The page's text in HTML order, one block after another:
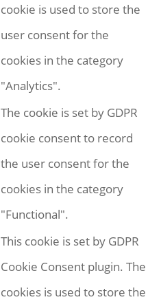
cookie is used to store the
user consent for the
cookies in the category
"Analytics".
The cookie is set by GDPR
cookie consent to record
the user consent for the
cookies in the category
"Functional".
This cookie is set by GDPR
Cookie Consent plugin. The
cookies is used to store the